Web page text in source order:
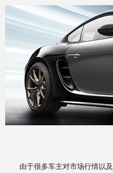
由于很多车主对市场行情以及